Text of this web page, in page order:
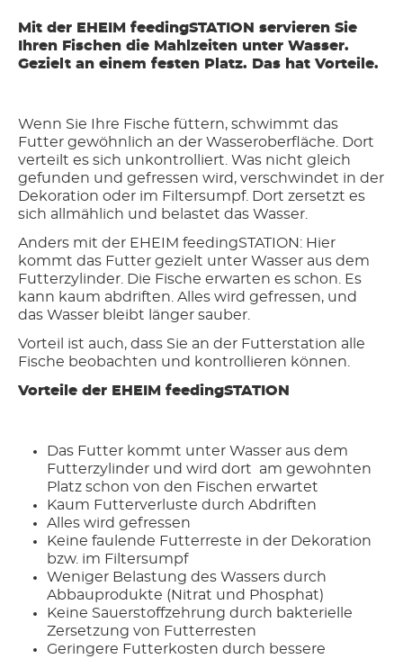
Mit der EHEIM feedingSTATION servieren Sie
Ihren Fischen die Mahlzeiten unter Wasser.
Gezielt an einem festen Platz. Das hat Vorteile.
Wenn Sie Ihre Fische füttern, schwimmt das
Futter gewöhnlich an der Wasseroberfläche. Dort
verteilt es sich unkontrolliert. Was nicht gleich
gefunden und gefressen wird, verschwindet in der
Dekoration oder im Filtersumpf. Dort zersetzt es
sich allmählich und belastet das Wasser.
Anders mit der EHEIM feedingSTATION: Hier
kommt das Futter gezielt unter Wasser aus dem
Futterzylinder. Die Fische erwarten es schon. Es
kann kaum abdriften. Alles wird gefressen, und
das Wasser bleibt länger sauber.
Vorteil ist auch, dass Sie an der Futterstation alle
Fische beobachten und kontrollieren können.
Vorteile der EHEIM feedingSTATION
Das Futter kommt unter Wasser aus dem
Futterzylinder und wird dort am gewohnten
Platz schon von den Fischen erwartet
Kaum Futterverluste durch Abdriften
Alles wird gefressen
Keine faulende Futterreste in der Dekoration
bzw. im Filtersumpf
Weniger Belastung des Wassers durch
Abbauprodukte (Nitrat und Phosphat)
Keine Sauerstoffzehrung durch bakterielle
Zersetzung von Futterresten
Geringere Futterkosten durch bessere